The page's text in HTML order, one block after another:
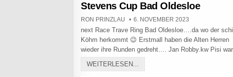
Stevens Cup Bad Oldesloe
AUTHOR:
RON PRINZLAU PUBLISHED DATE:
6. NOVEMBER 2023
next Race Trave Ring Bad Oldesloe….da wo der
Köhm herkommt 😉 Erstmall haben die Alten Herren
wieder ihre Runden gedreht…. Jan Robby.kw Pisi
WEITERLESEN...